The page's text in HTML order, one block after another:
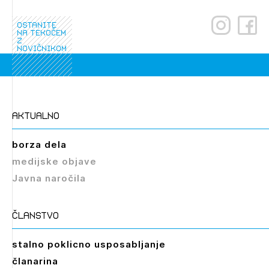
registriranim uporabnikom. Da lahko do nje
POZABLJENO GESLO
REGISTRIRAJTE SE
ostanite
na tekočem
z
novičnikom
aktualno
borza dela
medijske objave
Javna naročila
članstvo
stalno poklicno usposabljanje
članarina
Tedenski novičnik javnih naročil
Dnevne medijske objave
NAPREJ